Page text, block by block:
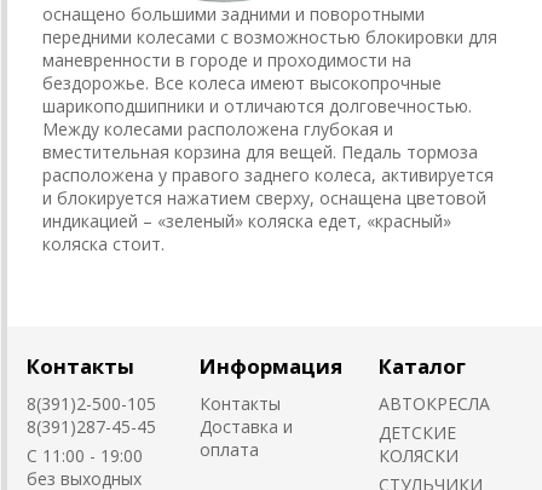
оснащено большими задними и поворотными
передними колесами с возможностью блокировки для
маневренности в городе и проходимости на
бездорожье. Все колеса имеют высокопрочные
шарикоподшипники и отличаются долговечностью.
Между колесами расположена глубокая и
вместительная корзина для вещей. Педаль тормоза
расположена у правого заднего колеса, активируется
и блокируется нажатием сверху, оснащена цветовой
индикацией – «зеленый» коляска едет, «красный»
коляска стоит.
Контакты
8(391)2-500-105
8(391)287-45-45
C 11:00 - 19:00
без выходных
Информация
Контакты
Доставка и
оплата
Каталог
АВТОКРЕСЛА
ДЕТСКИЕ
КОЛЯСКИ
CТУЛЬЧИКИ